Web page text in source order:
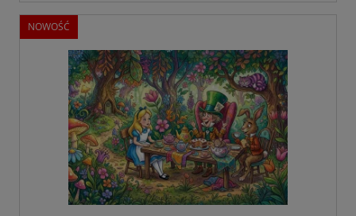
NOWOŚĆ